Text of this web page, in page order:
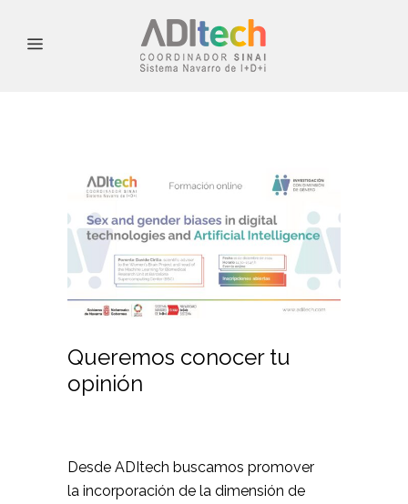
Queremos conocer tu
opinión
Desde ADItech buscamos promover
la incorporación de la dimensión de